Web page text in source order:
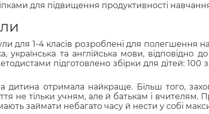
для підвищення продуктивності
для 1-4 класів розроблені для
українська та англійська мови, відповідно
підготовлено збірки для дітей: 100
отримала найкраще. Більш того,
не тільки учням, але й батькам і вчителям.
займати небагато часу й нести у собі